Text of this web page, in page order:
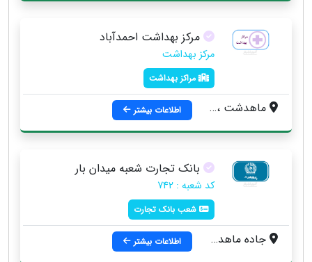
مرکز بهداشت احمدآباد
مرکز بهداشت
مراکز بهداشت
ماهدشت ، انتهاي خيابان سردار آباد ، روستاي احمدآباد اطلاعات بیشتر
بانک تجارت شعبه میدان بار
کد شعبه : 742
شعب بانک تجارت
جاده ماهدشت ، میدان جدید بار اطلاعات بیشتر